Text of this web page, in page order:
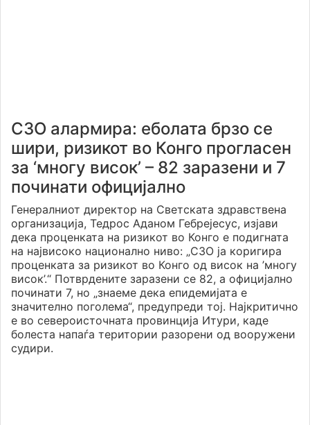
СЗО алармира: еболата брзо се
шири, ризикот во Конго прогласен
за ‘многу висок’ – 82 заразени и 7
починати официјално
Генералниот директор на Светската здравствена
организација, Тедрос Аданом Гебрејесус, изјави
дека проценката на ризикот во Конго е подигната
на највисоко национално ниво: „СЗО ја коригира
проценката за ризикот во Конго од висок на ’многу
висок’.“ Потврдените заразени се 82, а официјално
починати 7, но „знаеме дека епидемијата е
значително поголема“, предупреди тој. Најкритично
е во североисточната провинција Итури, каде
болеста напаѓа територии разорени од вооружени
судири.